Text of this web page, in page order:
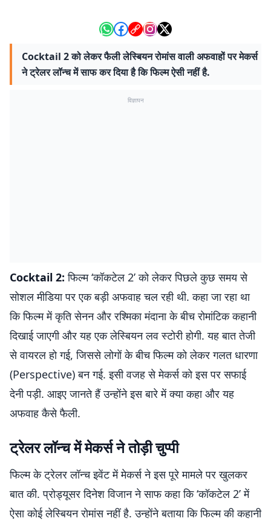
Cocktail 2 को लेकर फैली लेस्बियन रोमांस वाली अफवाहों पर मेकर्स
ने ट्रेलर लॉन्च में साफ कर दिया है कि फिल्म ऐसी नहीं है.
विज्ञापन
Cocktail 2:फिल्म ‘कॉकटेल 2’ को लेकर पिछले कुछ समय से
सोशल मीडिया पर एक बड़ी अफवाह चल रही थी. कहा जा रहा था
कि फिल्म में कृति सेनन और रश्मिका मंदाना के बीच रोमांटिक कहानी
दिखाई जाएगी और यह एक लेस्बियन लव स्टोरी होगी. यह बात तेजी
से वायरल हो गई, जिससे लोगों के बीच फिल्म को लेकर गलत धारणा
(Perspective) बन गई. इसी वजह से मेकर्स को इस पर सफाई
देनी पड़ी. आइए जानते हैं उन्होंने इस बारे में क्या कहा और यह
अफवाह कैसे फैली.
ट्रेलर लॉन्च में मेकर्स ने तोड़ी चुप्पी
फिल्म के ट्रेलर लॉन्च इवेंट में मेकर्स ने इस पूरे मामले पर खुलकर
बात की. प्रोड्यूसर दिनेश विजान ने साफ कहा कि ‘कॉकटेल 2’ में
ऐसा कोई लेस्बियन रोमांस नहीं है. उन्होंने बताया कि फिल्म की कहानी